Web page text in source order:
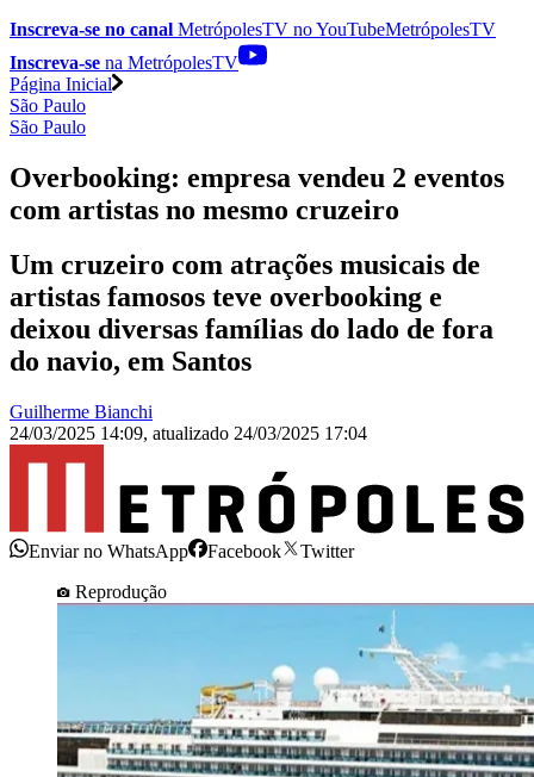
Inscreva-se no canal MetrópolesTV noYouTubeMetrópolesTV
Inscreva-se na MetrópolesTV
Página Inicial
São Paulo
São Paulo
Overbooking: empresa vendeu 2 eventos
com artistas no mesmo cruzeiro
Um cruzeiro com atrações musicais de
artistas famosos teve overbooking e
deixou diversas famílias do lado de fora
do navio, em Santos
Guilherme Bianchi
24/03/2025 14:09, atualizado 24/03/2025 17:04
Enviar no WhatsApp Facebook
Twitter
Reprodução